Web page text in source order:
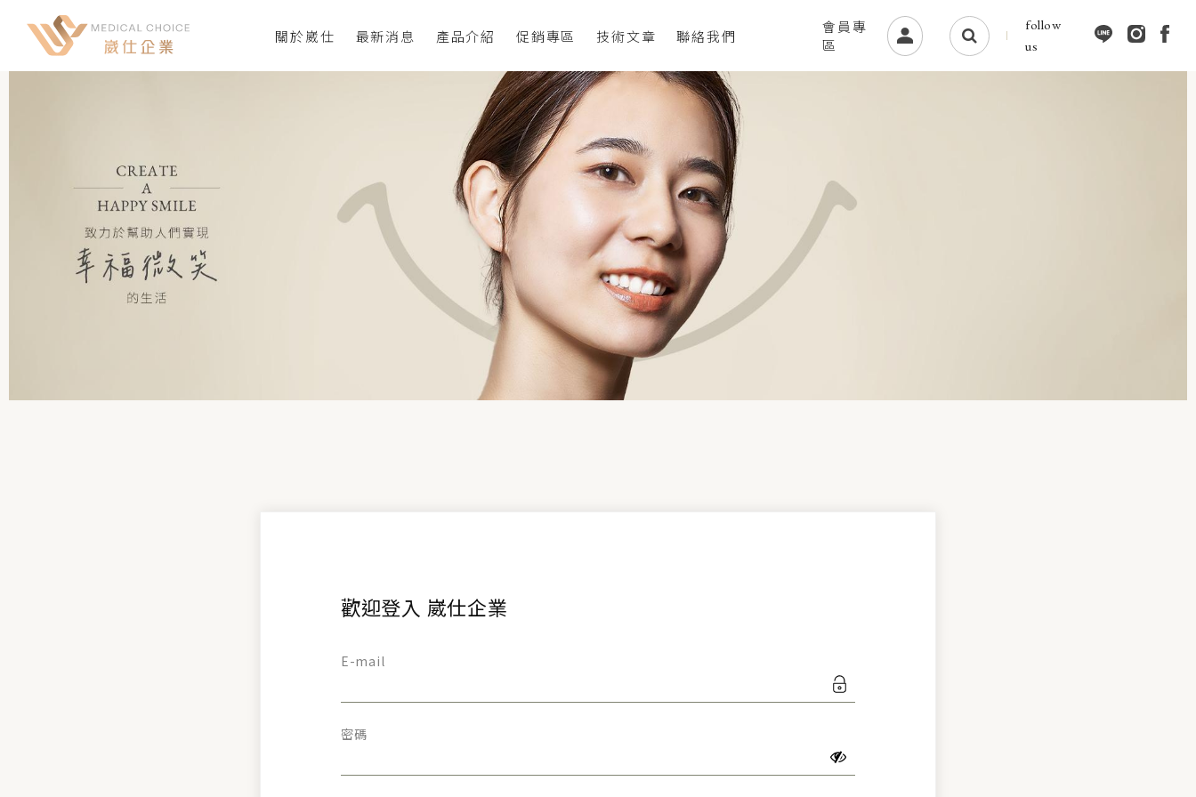
關於崴仕 最新消息 產品介紹 促銷專區 技術文章 聯絡我們
會員專
區
follow
us
歡迎登入 崴仕企業
E-mail
密碼